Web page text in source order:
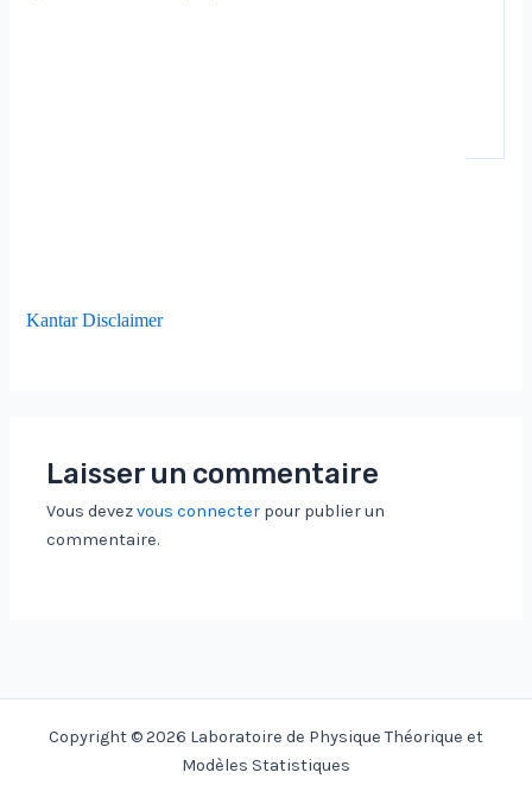
Kantar Disclaimer
Laisser un commentaire
Vous devezvous connecter pour publier un
commentaire.
Copyright © 2026 Laboratoire de Physique Théorique et
Modèles Statistiques